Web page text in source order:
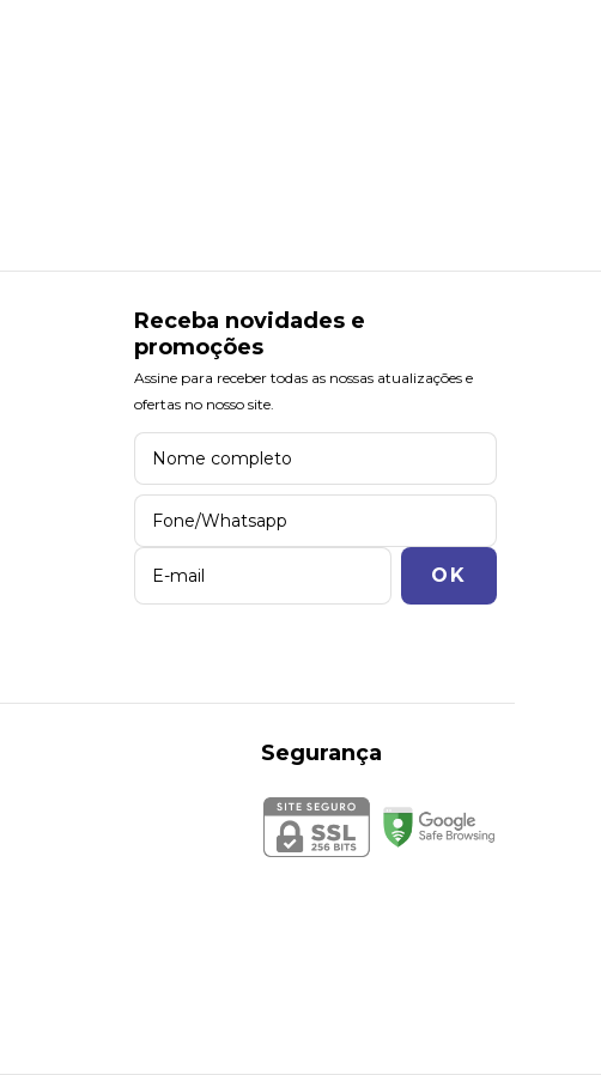
Receba novidades e
promoções
Assine para receber todas as nossas atualizações e
ofertas no nosso site.
Segurança